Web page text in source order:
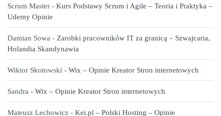
Scrum Master - Kurs Podstawy Scrum i Agile – Teoria i Praktyka –
Udemy Opinie
Damian Sowa - Zarobki pracowników IT za granicą – Szwajcaria,
Holandia Skandynawia
Wiktor Skotowski - Wix – Opinie Kreator Stron internetowych
Sandra - Wix – Opinie Kreator Stron internetowych
Mateusz Lechowicz - Kei.pl – Polski Hosting – Opinie